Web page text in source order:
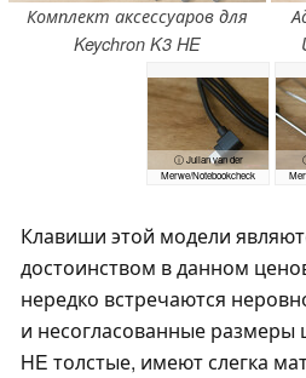
Комплект аксессуаров для
Keychron K3 HE
ⓘ Julian van der
Merwe/Notebookcheck
Клавиши этой модели
достоинством в данном
нередко встречаются
и несогласованные
HE толстые, имеют слегка